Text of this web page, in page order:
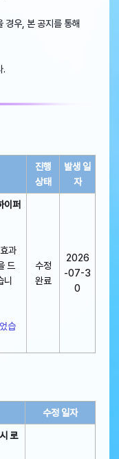
경우, 본 공지를 통해
.
진행
상태
발생 일
자
이퍼
과
드
습
수정
완료
2026
-07-3
0
수정 일자
로